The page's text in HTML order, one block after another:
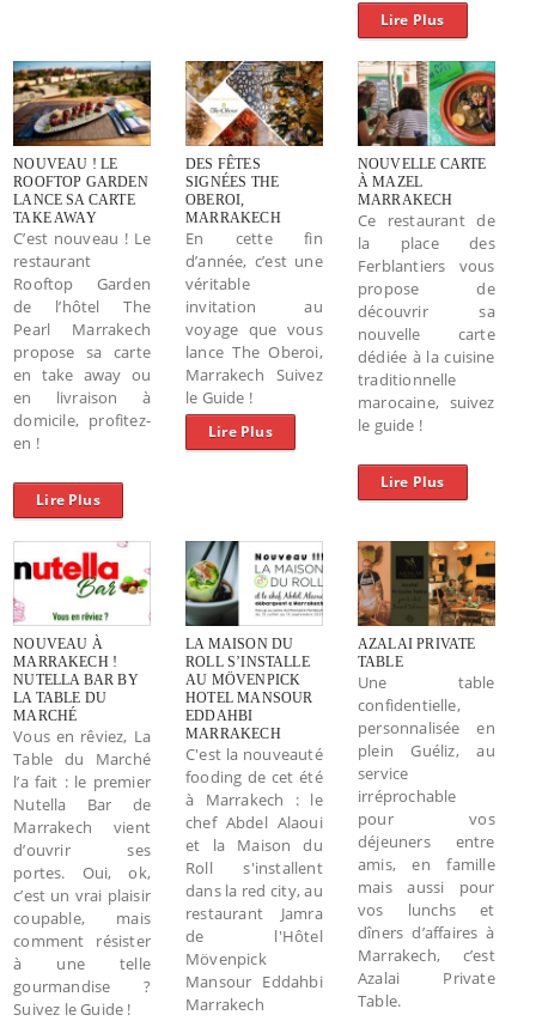
Lire Plus
NOUVEAU ! LE
ROOFTOP GARDEN
LANCE SA CARTE
TAKE AWAY
C’est nouveau ! Le
restaurant
Rooftop Garden
de l’hôtel The
Pearl Marrakech
propose sa carte
en take away ou
en livraison à
domicile, profitez-
en !
Lire Plus
DES FÊTES
SIGNÉES THE
OBEROI,
MARRAKECH
En cette fin
d’année, c’est une
véritable
invitation au
voyage que vous
lance The Oberoi,
Marrakech Suivez
le Guide !
Lire Plus
NOUVELLE CARTE
À MAZEL
MARRAKECH
Ce restaurant de
la place des
Ferblantiers vous
propose de
découvrir sa
nouvelle carte
dédiée à la cuisine
traditionnelle
marocaine, suivez
le guide !
Lire Plus
NOUVEAU À
MARRAKECH !
NUTELLA BAR BY
LA TABLE DU
MARCHÉ
Vous en rêviez, La
Table du Marché
l’a fait : le premier
Nutella Bar de
Marrakech vient
d’ouvrir ses
portes. Oui, ok,
c’est un vrai plaisir
coupable, mais
comment résister
à une telle
gourmandise ?
Suivez le Guide !
LA MAISON DU
ROLL S’INSTALLE
AU MÖVENPICK
HOTEL MANSOUR
EDDAHBI
MARRAKECH
C'est la nouveauté
fooding de cet été
à Marrakech : le
chef Abdel Alaoui
et la Maison du
Roll s'installent
dans la red city, au
restaurant Jamra
de l'Hôtel
Mövenpick
Mansour Eddahbi
Marrakech
AZALAI PRIVATE
TABLE
Une table
confidentielle,
personnalisée en
plein Guéliz, au
service
irréprochable
pour vos
déjeuners entre
amis, en famille
mais aussi pour
vos lunchs et
dîners d’affaires à
Marrakech, c’est
Azalai Private
Table.